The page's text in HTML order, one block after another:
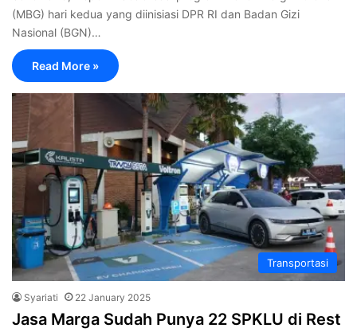
(MBG) hari kedua yang diinisiasi DPR RI dan Badan Gizi
Nasional (BGN)…
Read More »
Transportasi
Syariati 22 January 2025
Jasa Marga Sudah Punya 22 SPKLU di Rest